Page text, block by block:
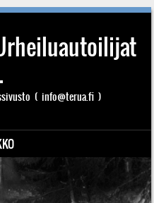
( info@terua.fi )